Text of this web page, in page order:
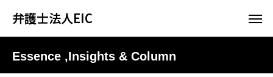
弁護士法人EIC
Essence ,Insights & Column